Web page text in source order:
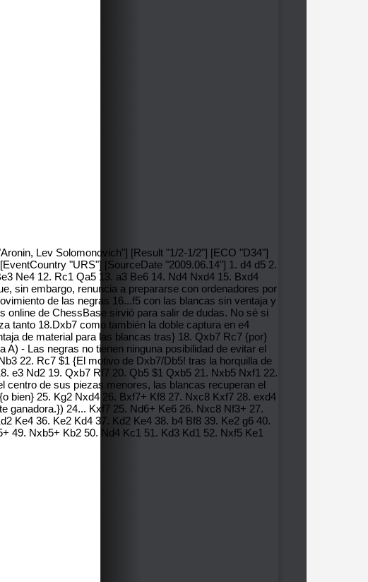
Lev Solomonovich"] [Result "1/2-1/2"] [ECO "D34"]
"URS"] [SourceDate "2009.06.14"] 1. d4 d5 2.
Ne4 12. Rc1 Qa5 13. a3 Be6 14. Nd4 Nxd4 15. Bxd4
sin embargo, renuncia a prepararse con ordenadores por
de las negras 16...f5 con las blancas sin ventaja y
online de ChessBase sirvió para salir de dudas. No sé si
tanto 18.Dxb7 como también la doble captura en e4
de material para las blancas tras} 18. Qxb7 Rc7 {por}
- Las negras no tienen ninguna posibilidad de evitar el
22. Rc7 $1 {El motivo de Dxb7/Db5! tras la horquilla de
e3 Nd2 19. Qxb7 Rf7 20. Qb5 $1 Qxb5 21. Nxb5 Nxf1 22.
centro de sus piezas menores, las blancas recuperan el
bien} 25. Kg2 Nxd4 26. Bxf7+ Kf8 27. Nxc8 Kxf7 28. exd4
ganadora.}) 24... Kxf7 25. Nd6+ Ke6 26. Nxc8 Nf3+ 27.
Ke4 36. Ke2 Kd4 37. Kd2 Ke4 38. b4 Bf8 39. Ke2 g6 40.
49. Nxb5+ Kb2 50. Nd4 Kc1 51. Kd3 Kd1 52. Nxf5 Ke1